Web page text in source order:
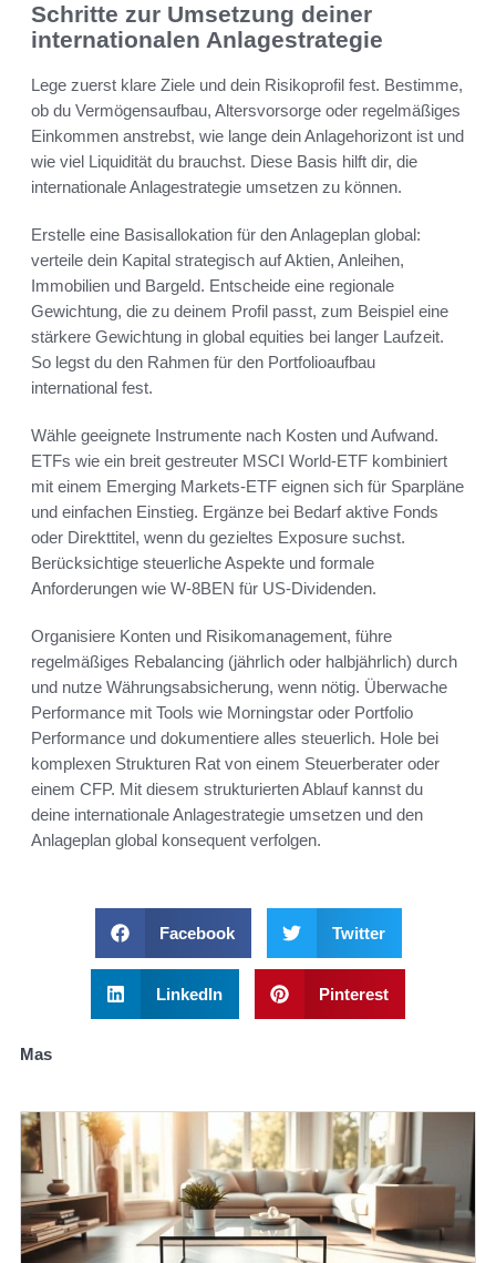
Schritte zur Umsetzung deiner
internationalen Anlagestrategie
Lege zuerst klare Ziele und dein Risikoprofil fest. Bestimme,
ob du Vermögensaufbau, Altersvorsorge oder regelmäßiges
Einkommen anstrebst, wie lange dein Anlagehorizont ist und
wie viel Liquidität du brauchst. Diese Basis hilft dir, die
internationale Anlagestrategie umsetzen zu können.
Erstelle eine Basisallokation für den Anlageplan global:
verteile dein Kapital strategisch auf Aktien, Anleihen,
Immobilien und Bargeld. Entscheide eine regionale
Gewichtung, die zu deinem Profil passt, zum Beispiel eine
stärkere Gewichtung in global equities bei langer Laufzeit.
So legst du den Rahmen für den Portfolioaufbau
international fest.
Wähle geeignete Instrumente nach Kosten und Aufwand.
ETFs wie ein breit gestreuter MSCI World-ETF kombiniert
mit einem Emerging Markets-ETF eignen sich für Sparpläne
und einfachen Einstieg. Ergänze bei Bedarf aktive Fonds
oder Direkttitel, wenn du gezieltes Exposure suchst.
Berücksichtige steuerliche Aspekte und formale
Anforderungen wie W-8BEN für US-Dividenden.
Organisiere Konten und Risikomanagement, führe
regelmäßiges Rebalancing (jährlich oder halbjährlich) durch
und nutze Währungsabsicherung, wenn nötig. Überwache
Performance mit Tools wie Morningstar oder Portfolio
Performance und dokumentiere alles steuerlich. Hole bei
komplexen Strukturen Rat von einem Steuerberater oder
einem CFP. Mit diesem strukturierten Ablauf kannst du
deine internationale Anlagestrategie umsetzen und den
Anlageplan global konsequent verfolgen.
Facebook Twitter
LinkedIn Pinterest
Mas